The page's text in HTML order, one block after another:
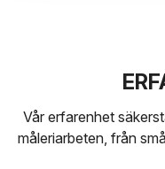
Vår erfarenhet
måleriarbeten, från